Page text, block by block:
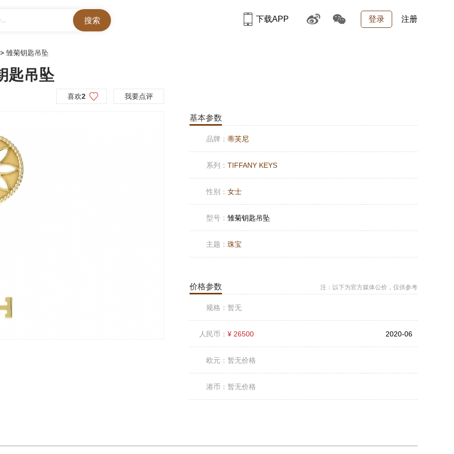
登录 注册
下载APP
雏菊钥匙吊坠
匙吊坠
喜欢2 我要点评
基本参数
品牌： 蒂芙尼
系列： TIFFANY KEYS
性别： 女士
型号： 雏菊钥匙吊坠
主题： 珠宝
价格参数 注：以下为官方媒体公价，仅供参考
规格： 暂无
人民币： ¥ 26500 2020-06
欧元： 暂无价格
港币： 暂无价格